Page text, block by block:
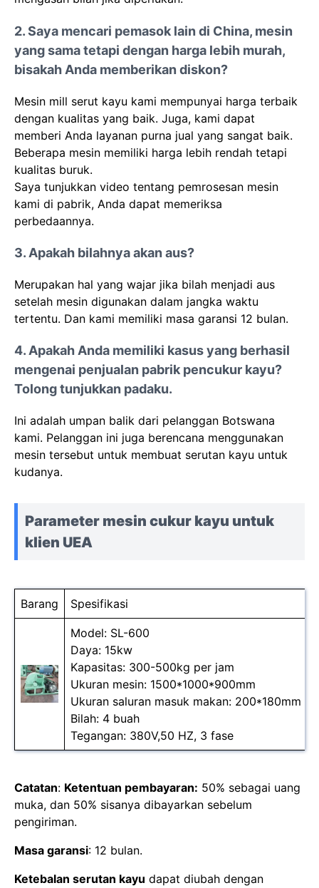
2. Saya mencari pemasok lain di China, mesin
yang sama tetapi dengan harga lebih murah,
bisakah Anda memberikan diskon?
Mesin mill serut kayu kami mempunyai harga terbaik
dengan kualitas yang baik. Juga, kami dapat
memberi Anda layanan purna jual yang sangat baik.
Beberapa mesin memiliki harga lebih rendah tetapi
kualitas buruk.
Saya tunjukkan video tentang pemrosesan mesin
kami di pabrik, Anda dapat memeriksa
perbedaannya.
3. Apakah bilahnya akan aus?
Merupakan hal yang wajar jika bilah menjadi aus
setelah mesin digunakan dalam jangka waktu
tertentu. Dan kami memiliki masa garansi 12 bulan.
4. Apakah Anda memiliki kasus yang berhasil
mengenai penjualan pabrik pencukur kayu?
Tolong tunjukkan padaku.
Ini adalah umpan balik dari pelanggan Botswana
kami. Pelanggan ini juga berencana menggunakan
mesin tersebut untuk membuat serutan kayu untuk
kudanya.
Parameter mesin cukur kayu untuk
klien UEA
Barang Spesifikasi
Model: SL-600
Daya: 15kw
Kapasitas: 300-500kg per jam
Ukuran mesin: 1500*1000*900mm
Ukuran saluran masuk makan: 200*180mm
Bilah: 4 buah
Tegangan: 380V,50 HZ, 3 fase
Catatan: Ketentuan pembayaran: 50% sebagai uang
muka, dan 50% sisanya dibayarkan sebelum
pengiriman.
Masa garansi: 12 bulan.
Ketebalan serutan kayu dapat diubah dengan